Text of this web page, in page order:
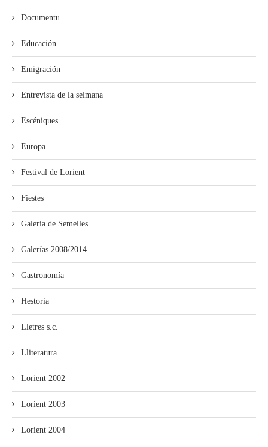
Documentu
Educación
Emigración
Entrevista de la selmana
Escéniques
Europa
Festival de Lorient
Fiestes
Galería de Semelles
Galerías 2008/2014
Gastronomía
Hestoria
Lletres s.c.
Lliteratura
Lorient 2002
Lorient 2003
Lorient 2004